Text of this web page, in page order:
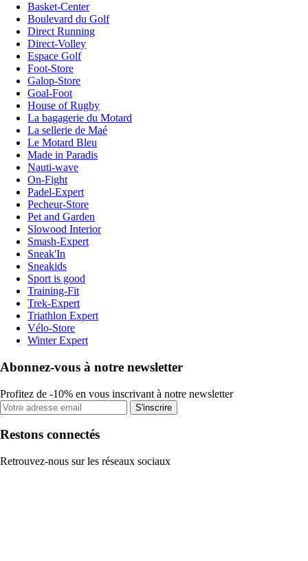
Basket-Center
Boulevard du Golf
Direct Running
Direct-Volley
Espace Golf
Foot-Store
Galop-Store
Goal-Foot
House of Rugby
La bagagerie du Motard
La sellerie de Maé
Le Motard Bleu
Made in Paradis
Nauti-wave
On-Fight
Padel-Expert
Pecheur-Store
Pet and Garden
Slowood Interior
Smash-Expert
Sneak'In
Sneakids
Sport is good
Training-Fit
Trek-Expert
Triathlon Expert
Vélo-Store
Winter Expert
Abonnez-vous à notre newsletter
Profitez de -10% en vous inscrivant à notre newsletter
S'inscrire
Restons connectés
Retrouvez-nous sur les réseaux sociaux